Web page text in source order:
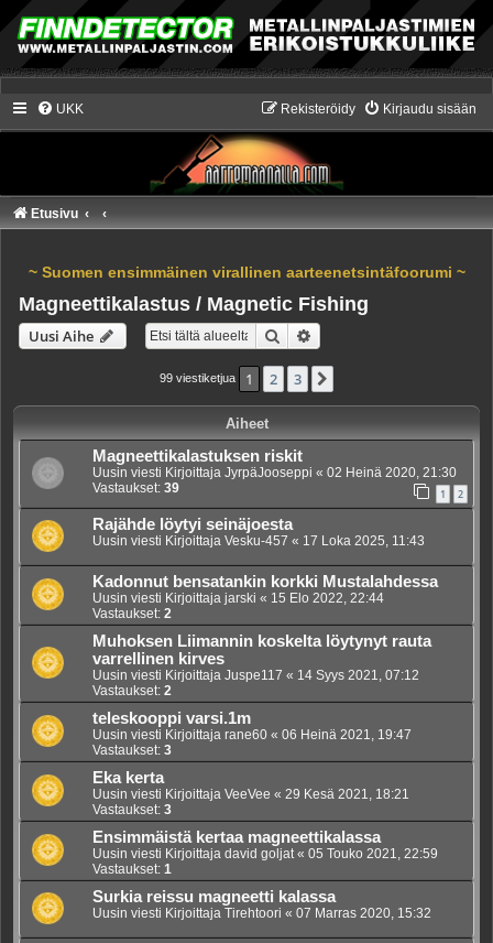
UKK Kirjaudu sisään
Rekisteröidy
Etusivu
~ Suomen ensimmäinen virallinen aarteenetsintäfoorumi ~
Magneettikalastus / Magnetic Fishing
Uusi Aihe Etsi
99 viestiketjua 1 2 3
Aiheet
Magneettikalastuksen riskit
Uusin viesti Kirjoittaja JyrpäJooseppi « 02 Heinä 2020, 21:30
Vastaukset: 39 1 2
Rajähde löytyi seinäjoesta
Uusin viesti Kirjoittaja Vesku-457 « 17 Loka 2025, 11:43
Kadonnut bensatankin korkki Mustalahdessa
Uusin viesti Kirjoittaja jarski « 15 Elo 2022, 22:44
Vastaukset: 2
Muhoksen Liimannin koskelta löytynyt rauta
varrellinen kirves
Uusin viesti Kirjoittaja Juspe117 « 14 Syys 2021, 07:12
Vastaukset: 2
teleskooppi varsi.1m
Uusin viesti Kirjoittaja rane60 « 06 Heinä 2021, 19:47
Vastaukset: 3
Eka kerta
Uusin viesti Kirjoittaja VeeVee « 29 Kesä 2021, 18:21
Vastaukset: 3
Ensimmäistä kertaa magneettikalassa
Uusin viesti Kirjoittaja david goljat« 05 Touko 2021, 22:59
Vastaukset: 1
Surkia reissu magneetti kalassa
Uusin viesti Kirjoittaja Tirehtoori « 07 Marras 2020, 15:32